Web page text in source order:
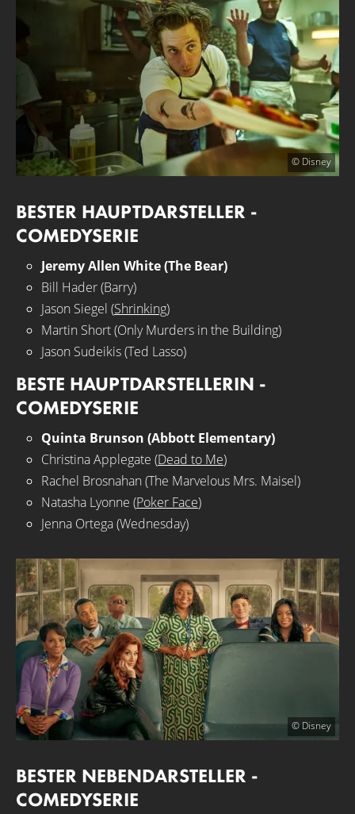
© Disney
BESTER HAUPTDARSTELLER -
COMEDYSERIE
Jeremy Allen White (The Bear)
Bill Hader (Barry)
Jason Siegel (Shrinking)
Martin Short (Only Murders in the Building)
Jason Sudeikis (Ted Lasso)
BESTE HAUPTDARSTELLERIN -
COMEDYSERIE
Quinta Brunson (Abbott Elementary)
Christina Applegate (Dead to Me)
Rachel Brosnahan (The Marvelous Mrs. Maisel)
Natasha Lyonne (Poker Face)
Jenna Ortega (Wednesday)
© Disney
BESTER NEBENDARSTELLER -
COMEDYSERIE